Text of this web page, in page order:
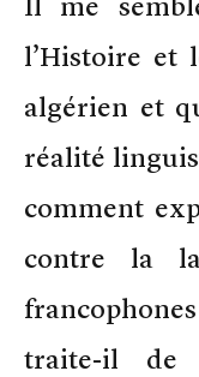
l’Histoire et
algérien et
réalité
comment
contre la
traite-il